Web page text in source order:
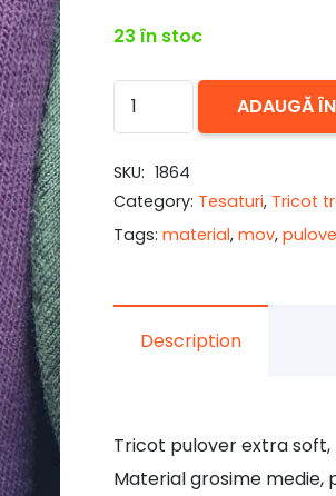
23 în stoc
Cantitate
Tricot
subtire
pulover
mov
ADAUGĂ
SKU: 1864
Category: Tesaturi, Tricot
Tags: material, mov,
Description
Tricot pulover extra
Material grosime medie,